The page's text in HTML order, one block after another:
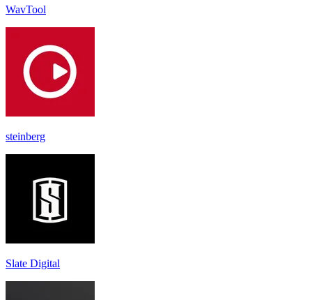
WavTool
steinberg
Slate Digital